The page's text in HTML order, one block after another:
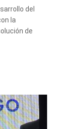
del
la
de